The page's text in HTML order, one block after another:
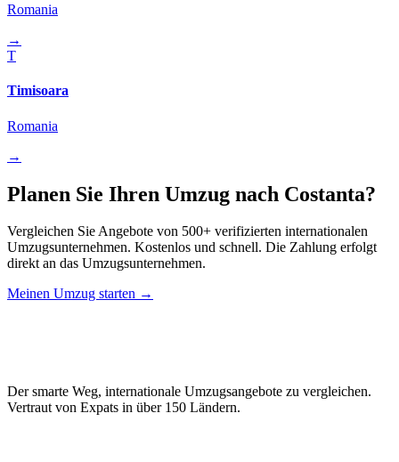
Romania
→
T
Timisoara
Romania
→
Planen Sie Ihren Umzug nach Costanta?
Vergleichen Sie Angebote von 500+ verifizierten internationalen
Umzugsunternehmen. Kostenlos und schnell. Die Zahlung erfolgt
direkt an das Umzugsunternehmen.
Meinen Umzug starten →
Der smarte Weg, internationale Umzugsangebote zu vergleichen.
Vertraut von Expats in über 150 Ländern.